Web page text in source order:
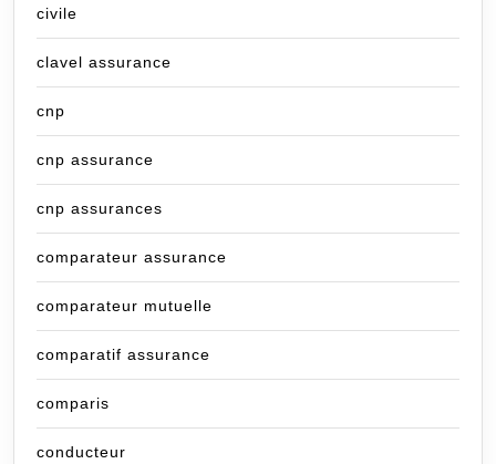
civile
clavel assurance
cnp
cnp assurance
cnp assurances
comparateur assurance
comparateur mutuelle
comparatif assurance
comparis
conducteur